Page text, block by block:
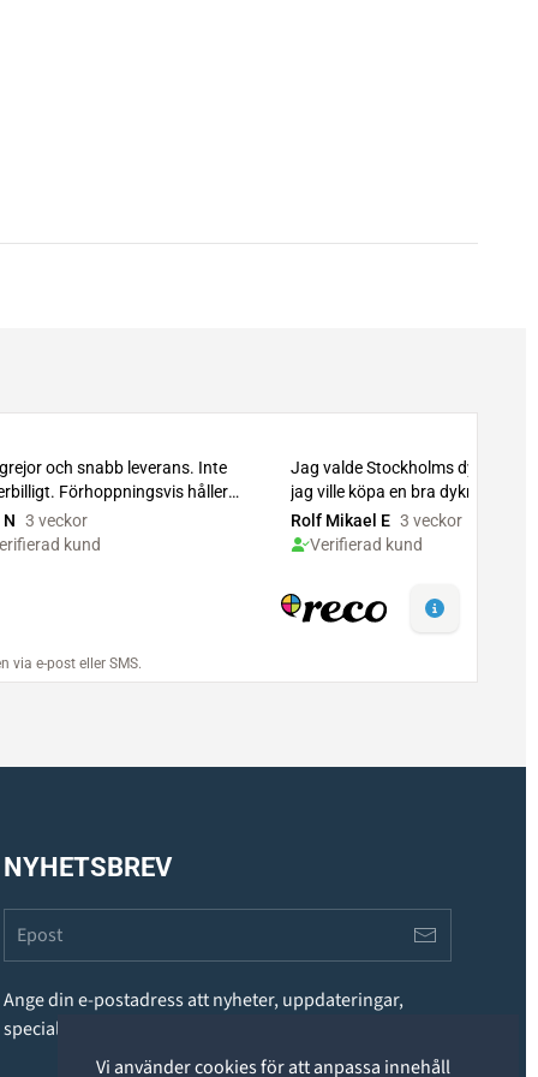
Vi använder cookies för att anpassa innehåll
NYHETSBREV
Ange din e-postadress att nyheter, uppdateringar,
specialerbjudanden och annan information.